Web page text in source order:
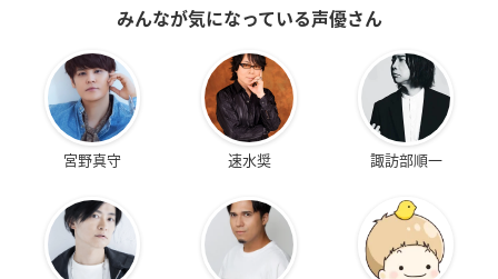
みんなが気になっている声優さん
宮野真守 速水奨 諏訪部順一